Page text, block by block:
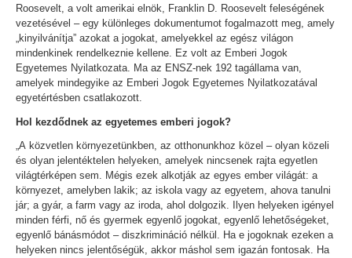
Roosevelt, a volt amerikai elnök, Franklin D. Roosevelt feleségének
vezetésével – egy különleges dokumentumot fogalmazott meg, amely
„kinyilvánítja” azokat a jogokat, amelyekkel az egész világon
mindenkinek rendelkeznie kellene. Ez volt az Emberi Jogok
Egyetemes Nyilatkozata. Ma az ENSZ-nek 192 tagállama van,
amelyek mindegyike az Emberi Jogok Egyetemes Nyilatkozatával
egyetértésben csatlakozott.
Hol kezdődnek az egyetemes emberi jogok?
„A közvetlen környezetünkben, az otthonunkhoz közel – olyan közeli
és olyan jelentéktelen helyeken, amelyek nincsenek rajta egyetlen
világtérképen sem. Mégis ezek alkotják az egyes ember világát: a
környezet, amelyben lakik; az iskola vagy az egyetem, ahova tanulni
jár; a gyár, a farm vagy az iroda, ahol dolgozik. Ilyen helyeken igényel
minden férfi, nő és gyermek egyenlő jogokat, egyenlő lehetőségeket,
egyenlő bánásmódot – diszkrimináció nélkül. Ha e jogoknak ezeken a
helyeken nincs jelentőségük, akkor máshol sem igazán fontosak. Ha